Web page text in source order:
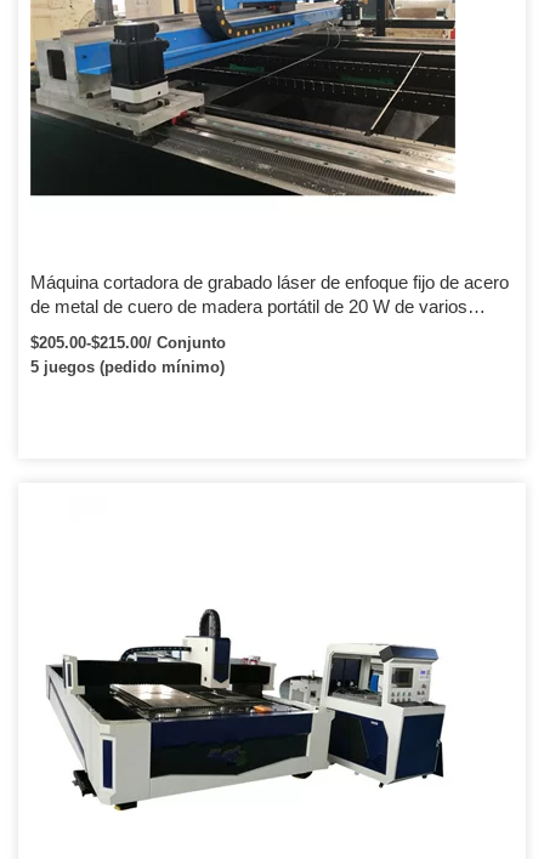
Máquina cortadora de grabado láser de enfoque fijo de acero
de metal de cuero de madera portátil de 20 W de varios
materiales
$205.00-$215.00/ Conjunto
5 juegos (pedido mínimo)